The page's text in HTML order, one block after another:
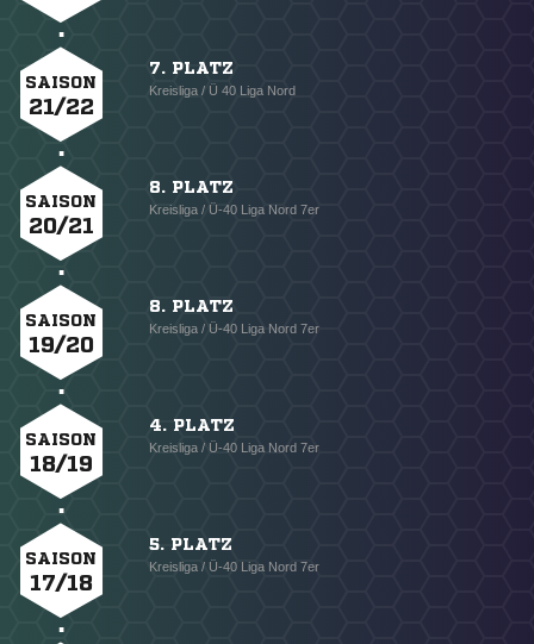
SAISON
21/22
7. PLATZ
Kreisliga / Ü 40 Liga Nord
SAISON
20/21
8. PLATZ
Kreisliga / Ü-40 Liga Nord 7er
SAISON
19/20
8. PLATZ
Kreisliga / Ü-40 Liga Nord 7er
SAISON
18/19
4. PLATZ
Kreisliga / Ü-40 Liga Nord 7er
SAISON
17/18
5. PLATZ
Kreisliga / Ü-40 Liga Nord 7er